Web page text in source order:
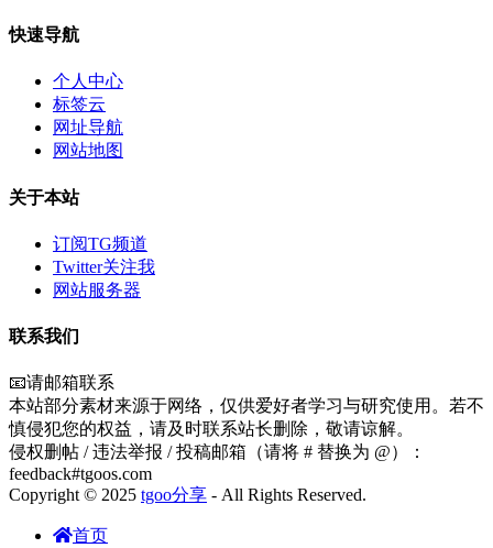
快速导航
个人中心
标签云
网址导航
网站地图
关于本站
订阅TG频道
Twitter关注我
网站服务器
联系我们
📧请邮箱联系
本站部分素材来源于网络，仅供爱好者学习与研究使用。若不
慎侵犯您的权益，请及时联系站长删除，敬请谅解。
侵权删帖 / 违法举报 / 投稿邮箱（请将 # 替换为 @）：
feedback#tgoos.com
Copyright © 2025 tgoo分享 - All Rights Reserved.
首页